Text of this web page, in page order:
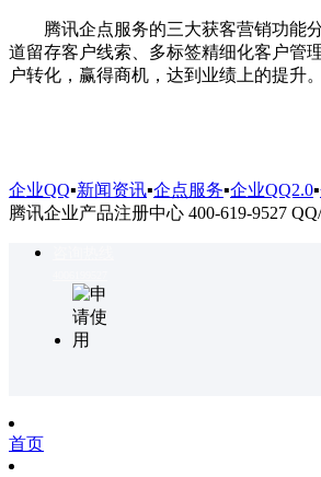
腾讯企点服务的三大获客营销功能
道留存客户线索、多标签精细化客户管
户转化，赢得商机，达到业绩上的提升。
企业QQ▪新闻资讯▪企点服务▪企业QQ2.0▪
腾讯企业产品注册中心 400-619-9527
首页